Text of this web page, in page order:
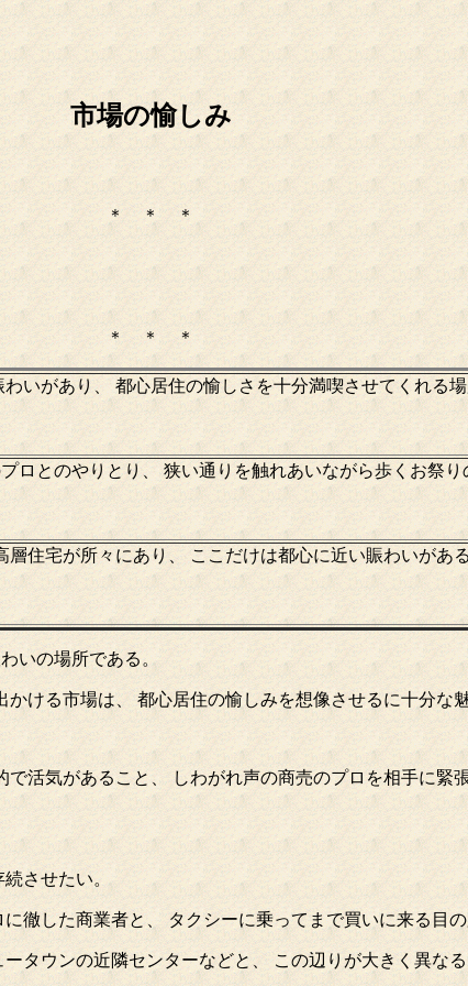
市場の愉しみ
＊ ＊ ＊
＊ ＊ ＊
いがあり、 都心居住の愉しさを十分満喫させてくれる
ロとのやりとり、 狭い通りを触れあいながら歩くお祭り
住宅が所々にあり、 ここだけは都心に近い賑わいがあ
いの場所である。
ける市場は、 都心居住の愉しみを想像させるに十分な
活気があること、 しわがれ声の商売のプロを相手に緊
させたい。
徹した商業者と、 タクシーに乗ってまで買いに来る目
タウンの近隣センターなどと、 この辺りが大きく異なる